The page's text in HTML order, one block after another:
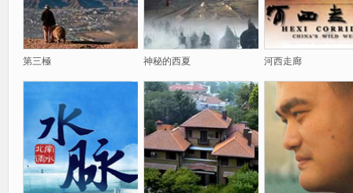
第三極 神秘的西夏 河西走廊